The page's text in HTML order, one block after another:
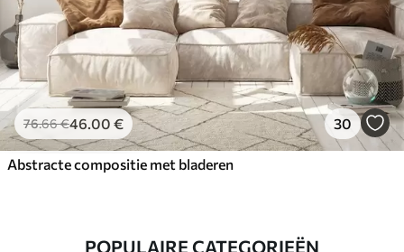
76.66€46.00 € 30
Abstracte compositie met bladeren
POPULAIRE CATEGORIEËN